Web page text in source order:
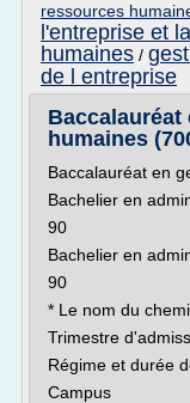
ressources
l'entreprise et
humaines /
de l entreprise
humaines
Baccalauréat en
Bachelier en
90
Bachelier en
90
* Le nom du
Trimestre
Régime et durée
Campus